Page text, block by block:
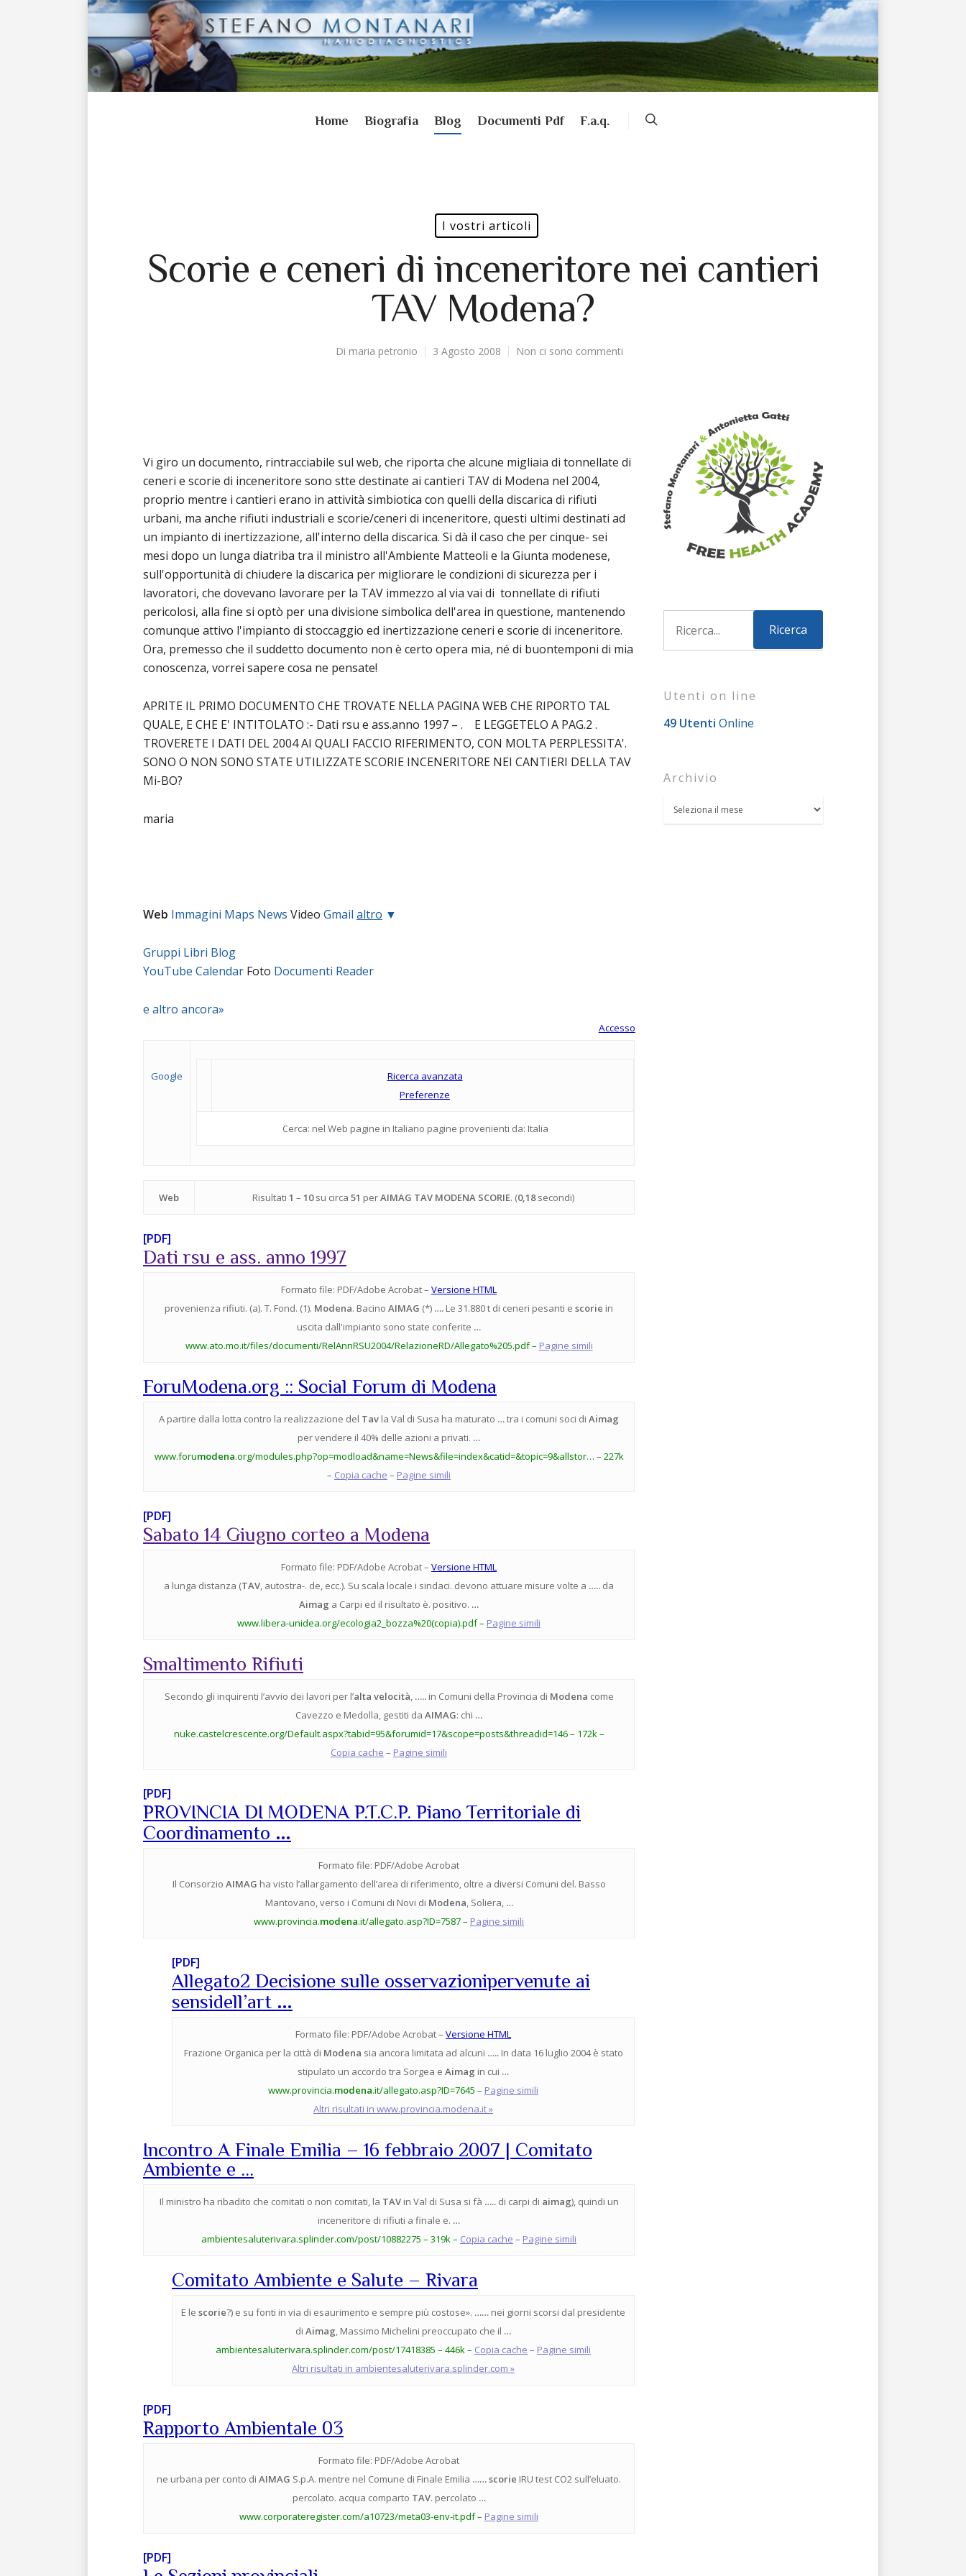
Home Biografia Blog Documenti Pdf F.a.q.
I vostri articoli
Scorie e ceneri di inceneritore nei cantieri
TAV Modena?
Di maria petronio 3 Agosto 2008 Non ci sono commenti
Vi giro un documento, rintracciabile sul web, che riporta che alcune migliaia di tonnellate di
ceneri e scorie di inceneritore sono stte destinate ai cantieri TAV di Modena nel 2004,
proprio mentre i cantieri erano in attività simbiotica con quelli della discarica di rifiuti
urbani, ma anche rifiuti industriali e scorie/ceneri di inceneritore, questi ultimi destinati ad
un impianto di inertizzazione, all'interno della discarica. Si dà il caso che per cinque- sei
mesi dopo un lunga diatriba tra il ministro all'Ambiente Matteoli e la Giunta modenese,
sull'opportunità di chiudere la discarica per migliorare le condizioni di sicurezza per i
lavoratori, che dovevano lavorare per la TAV immezzo al via vai di tonnellate di rifiuti
pericolosi, alla fine si optò per una divisione simbolica dell'area in questione, mantenendo
comunque attivo l'impianto di stoccaggio ed inertizzazione ceneri e scorie di inceneritore.
Ora, premesso che il suddetto documento non è certo opera mia, né di buontemponi di mia
conoscenza, vorrei sapere cosa ne pensate!
APRITE IL PRIMO DOCUMENTO CHE TROVATE NELLA PAGINA WEB CHE RIPORTO TAL
QUALE, E CHE E' INTITOLATO :- Dati rsu e ass.anno 1997 – . E LEGGETELO A PAG.2 .
TROVERETE I DATI DEL 2004 AI QUALI FACCIO RIFERIMENTO, CON MOLTA PERPLESSITA'.
SONO O NON SONO STATE UTILIZZATE SCORIE INCENERITORE NEI CANTIERI DELLA TAV
Mi-BO?
maria
Web Immagini Maps News Video Gmail altro ▼
Gruppi Libri Blog
YouTube Calendar Foto Documenti Reader
e altro ancora»
Accesso
Google
Ricerca avanzata
Preferenze
Cerca: nel Web pagine in Italiano pagine provenienti da: Italia
Web Risultati 1 – 10su circa 51 perAIMAG TAV MODENA SCORIE. (0,18secondi)
[PDF]
Dati rsu e ass. anno 1997
Formato file: PDF/Adobe Acrobat – Versione HTML
provenienza rifiuti. (a). T. Fond. (1). Modena. Bacino AIMAG (*) …. Le 31.880 t di ceneri pesanti e scorie in
uscita dall'impianto sono state conferite …
www.ato.mo.it/files/documenti/RelAnnRSU2004/RelazioneRD/Allegato%205.pdf – Pagine simili
ForuModena.org :: Social Forum di Modena
A partire dalla lotta contro la realizzazione del Tav la Val di Susa ha maturato …tra i comuni soci di Aimag
per vendere il 40% delle azioni a privati. …
www.forumodena.org/modules.php?op=modload&name=News&file=index&catid=&topic=9&allstor… – 227k
– Copia cache – Pagine simili
[PDF]
Sabato 14 Giugno corteo a Modena
Formato file: PDF/Adobe Acrobat – Versione HTML
a lunga distanza (TAV, autostra-. de, ecc.). Su scala locale i sindaci. devono attuare misure volte a ….. da
Aimag a Carpi ed il risultato è. positivo. …
www.libera-unidea.org/ecologia2_bozza%20(copia).pdf – Pagine simili
Smaltimento Rifiuti
Secondo gli inquirenti l’avvio dei lavori per l’alta velocità, …..in Comuni della Provincia di Modena come
Cavezzo e Medolla, gestiti da AIMAG: chi …
nuke.castelcrescente.org/Default.aspx?tabid=95&forumid=17&scope=posts&threadid=146 – 172k –
Copia cache – Pagine simili
[PDF]
PROVINCIA DI MODENA P.T.C.P. Piano Territoriale di
Coordinamento …
Formato file: PDF/Adobe Acrobat
Il Consorzio AIMAG ha visto l’allargamento dell’area di riferimento, oltre a diversi Comuni del. Basso
Mantovano, verso i Comuni di Novi di Modena, Soliera, …
www.provincia.modena.it/allegato.asp?ID=7587 – Pagine simili
[PDF]
Allegato2 Decisione sulle osservazionipervenute ai
sensidell’art …
Formato file: PDF/Adobe Acrobat – Versione HTML
Frazione Organica per la città di Modena sia ancora limitata ad alcuni …..In data 16 luglio 2004 è stato
stipulato un accordo tra Sorgea e Aimag in cui …
www.provincia.modena.it/allegato.asp?ID=7645 – Pagine simili
Altri risultati in www.provincia.modena.it »
Incontro A Finale Emilia – 16 febbraio 2007 | Comitato
Ambiente e …
Il ministro ha ribadito che comitati o non comitati, la TAVin Val di Susa si fà …..di carpi di aimag), quindi un
inceneritore di rifiuti a finale e. …
ambientesaluterivara.splinder.com/post/10882275 – 319k – Copia cache – Pagine simili
Comitato Ambiente e Salute – Rivara
E le scorie?) e su fonti in via di esaurimento e sempre più costose». …… nei giorni scorsi dal presidente
di Aimag, Massimo Michelini preoccupato che il …
ambientesaluterivara.splinder.com/post/17418385 – 446k – Copia cache – Pagine simili
Altri risultati in ambientesaluterivara.splinder.com »
[PDF]
Rapporto Ambientale 03
Formato file: PDF/Adobe Acrobat
ne urbana per conto di AIMAG S.p.A. mentre nel Comune di Finale Emilia ……scorie IRU test CO2 sull’eluato.
percolato. acqua comparto TAV. percolato …
www.corporateregister.com/a10723/meta03-env-it.pdf – Pagine simili
[PDF]
Utenti on line
49 Utenti Online
Archivio